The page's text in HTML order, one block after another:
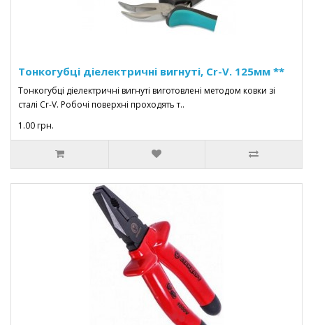
Тонкогубці діелектричні вигнуті, Cr-V. 125мм **
Тонкогубці діелектричні вигнуті виготовлені методом ковки зі
сталі Cr-V. Робочі поверхні проходять т..
1.00 грн.